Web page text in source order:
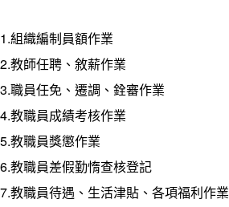
1.組織編制員額作業
2.教師任聘、敘薪作業
3.職員任免、遷調、銓審作業
4.教職員成績考核作業
5.教職員獎懲作業
6.教職員差假勤惰查核登記
7.教職員待遇、生活津貼、各項福利作業